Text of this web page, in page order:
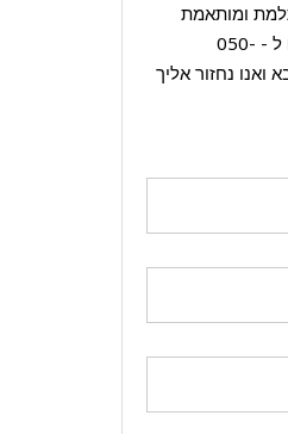
ומותאמת
ל - 050-
נחזור אליך